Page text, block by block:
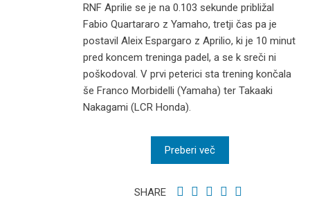
RNF Aprilie se je na 0.103 sekunde približal
Fabio Quartararo z Yamaho, tretji čas pa je
postavil Aleix Espargaro z Aprilio, ki je 10 minut
pred koncem treninga padel, a se k sreči ni
poškodoval. V prvi peterici sta trening končala
še Franco Morbidelli (Yamaha) ter Takaaki
Nakagami (LCR Honda).
Preberi več
SHARE